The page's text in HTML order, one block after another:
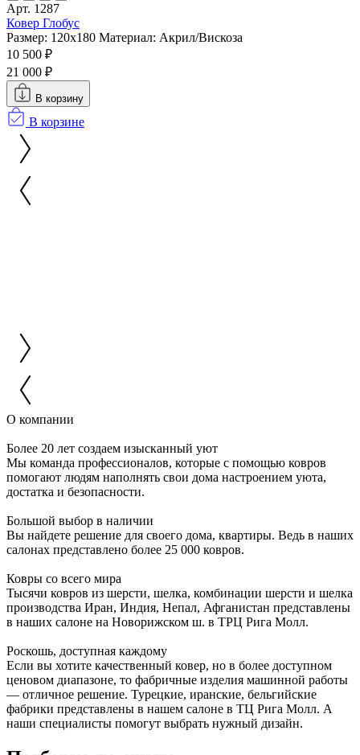
Арт. 1287
Ковер Глобус
Размер: 120x180 Материал: Акрил/Вискоза
10 500 ₽
21 000 ₽
В корзину
В корзине
О компании
Более 20 лет создаем изысканный уют
Мы команда профессионалов, которые с помощью ковров
помогают людям наполнять свои дома настроением уюта,
достатка и безопасности.
Большой выбор в наличии
Вы найдете решение для своего дома, квартиры. Ведь в наших
салонах представлено более 25 000 ковров.
Ковры со всего мира
Тысячи ковров из шерсти, шелка, комбинации шерсти и шелка
производства Иран, Индия, Непал, Афганистан представлены
в наших салоне на Новорижском ш. в ТРЦ Рига Молл.
Роскошь, доступная каждому
Если вы хотите качественный ковер, но в более доступном
ценовом диапазоне, то фабричные изделия машинной работы
— отличное решение. Турецкие, иранские, бельгийские
фабрики представлены в нашем салоне в ТЦ Рига Молл. А
наши специалисты помогут выбрать нужный дизайн.